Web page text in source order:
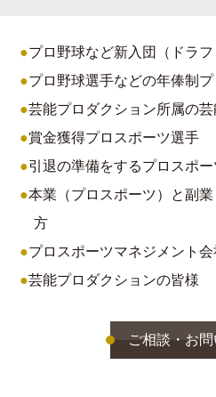
プロ野球など新入団（ドラ
プロ野球選手などの年俸制
芸能プロダクション所属の芸
賞金獲得プロスポーツ選手
引退の準備をするプロスポ
本業（プロスポーツ）と副
方
プロスポーツマネジメント
芸能プロダクションの皆様
ご相談・お